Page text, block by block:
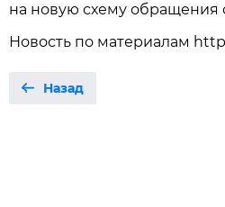
на новую схему обращения
Новость по материалам
Назад